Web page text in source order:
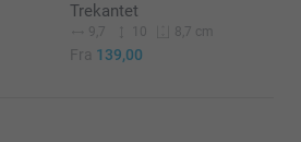
Trekantet
9,7 10 8,7 cm
Fra 139,00